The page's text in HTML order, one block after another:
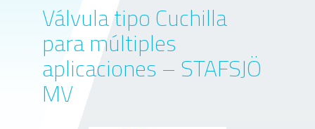
Válvula tipo Cuchilla
para múltiples
aplicaciones – STAFSJÖ
MV